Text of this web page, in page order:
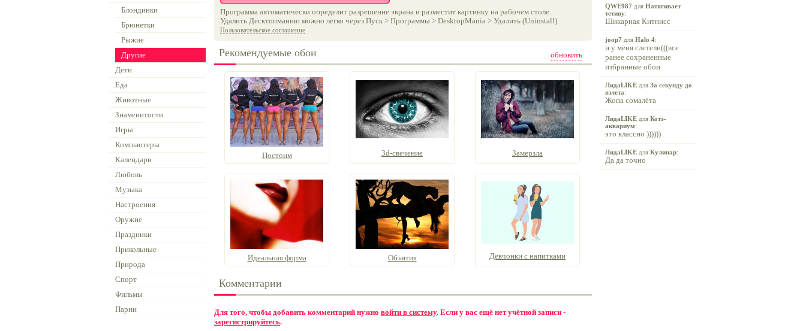
Блондинки
Брюнетки
Рыжие
Другие
Дети
Еда
Животные
Знаменитости
Игры
Компьютеры
Календари
Любовь
Музыка
Настроения
Оружие
Праздники
Прикольные
Природа
Спорт
Фильмы
Парни
Программа автоматически определит разрешение экрана и разместит картинку на рабочем столе.
Удалить Десктопманию можно легко через Пуск > Программы > DesktopMania > Удалить (Uninstall).
Пользовательское соглашение
обновить
Рекомендуемые обои
Постоим 3d-свечение Замерзла
Идеальная форма Объятия Девчонки с напитками
Комментарии
Для того, чтобы добавить комментарий нужно войти в систему. Если у вас ещё нет учётной записи -
зарегистрируйтесь.
QWE987 для Натягивает
тетиву:
Шикарная Китнисс
joop7 для Halo 4:
и у меня слетели(((все
ранее сохраненные
избранные обои
ЛидаLIKE для За секунду до
взлета:
Жопа сомалёта
ЛидаLIKE для Котэ-
аквариум:
это классно ))))))
ЛидаLIKE для Кулинар:
Да да точно